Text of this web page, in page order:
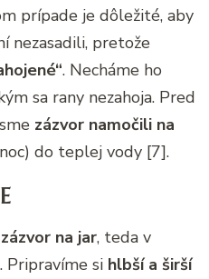
prípade je dôležité, aby
nezasadili, pretože
. Necháme ho
sa rany nezahoja. Pred
zázvor namočili na
do teplej vody [7].
na jar, teda v
Pripravíme si hlbší a širší